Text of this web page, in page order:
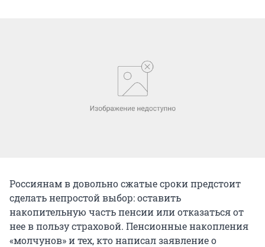
Россиянам в довольно сжатые сроки предстоит
сделать непростой выбор: оставить
накопительную часть пенсии или отказаться от
нее в пользу страховой. Пенсионные накопления
«молчунов» и тех, кто написал заявление о